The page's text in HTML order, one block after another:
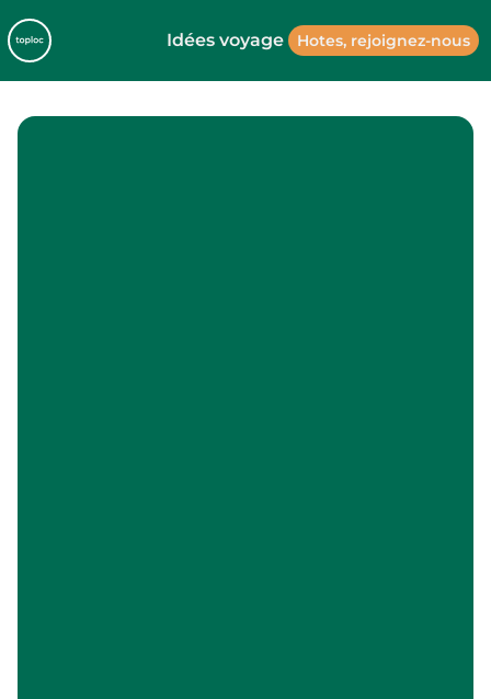
Idées voyage Hotes, rejoignez-nous